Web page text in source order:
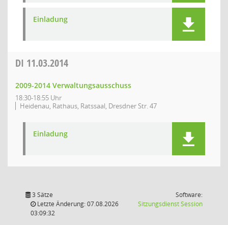
Einladung
DI 11.03.2014
2009-2014 Verwaltungsausschuss
18:30-18:55 Uhr
Heidenau, Rathaus, Ratssaal, Dresdner Str. 47
Einladung
3 Sätze
Letzte Änderung: 07.08.2026
03:09:32
Software:
SitzungsdienstSession(Wird in